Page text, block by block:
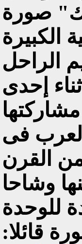
صورة
الكبيرة
الراحل
إحدى
فى
القرن
وشاحا
للوحدة
قائلا: